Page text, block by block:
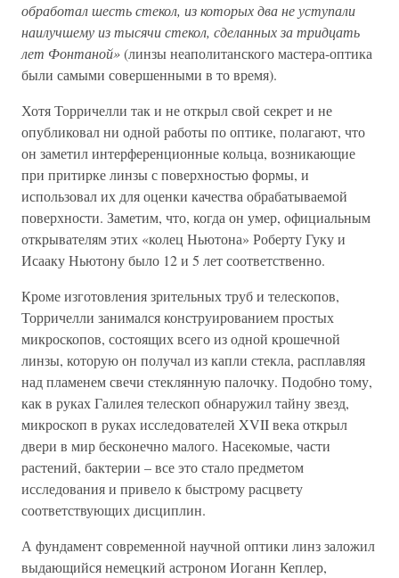
обработал шесть стекол, из которых два не уступали
наилучшему из тысячи стекол, сделанных за тридцать
лет Фонтаной»(линзы неаполитанского мастера-оптика
были самыми совершенными в то время).
Хотя Торричелли так и не открыл свой секрет и не
опубликовал ни одной работы по оптике, полагают, что
он заметил интерференционные кольца, возникающие
при притирке линзы с поверхностью формы, и
использовал их для оценки качества обрабатываемой
поверхности. Заметим, что, когда он умер, официальным
открывателям этих «колец Ньютона» Роберту Гуку и
Исааку Ньютону было 12 и 5 лет соответственно.
Кроме изготовления зрительных труб и телескопов,
Торричелли занимался конструированием простых
микроскопов, состоящих всего из одной крошечной
линзы, которую он получал из капли стекла, расплавляя
над пламенем свечи стеклянную палочку. Подобно тому,
как в руках Галилея телескоп обнаружил тайну звезд,
микроскоп в руках исследователей XVII века открыл
двери в мир бесконечно малого. Насекомые, части
растений, бактерии – все это стало предметом
исследования и привело к быстрому расцвету
соответствующих дисциплин.
А фундамент современной научной оптики линз заложил
выдающийся немецкий астроном Иоганн Кеплер,